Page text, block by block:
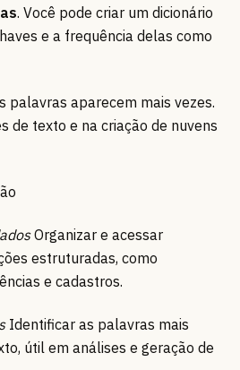
. Você pode criar um dicionário
e a frequência delas como
palavras aparecem mais vezes.
de texto e na criação de nuvens
Organizar e acessar
estruturadas, como
e cadastros.
Identificar as palavras mais
útil em análises e geração de